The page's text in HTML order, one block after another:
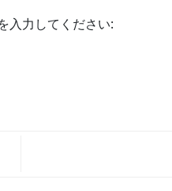
入力してください: